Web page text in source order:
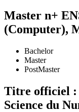
Master n+
(Computer),
Bachelor
Master
PostMaster
Titre officiel :
Science du